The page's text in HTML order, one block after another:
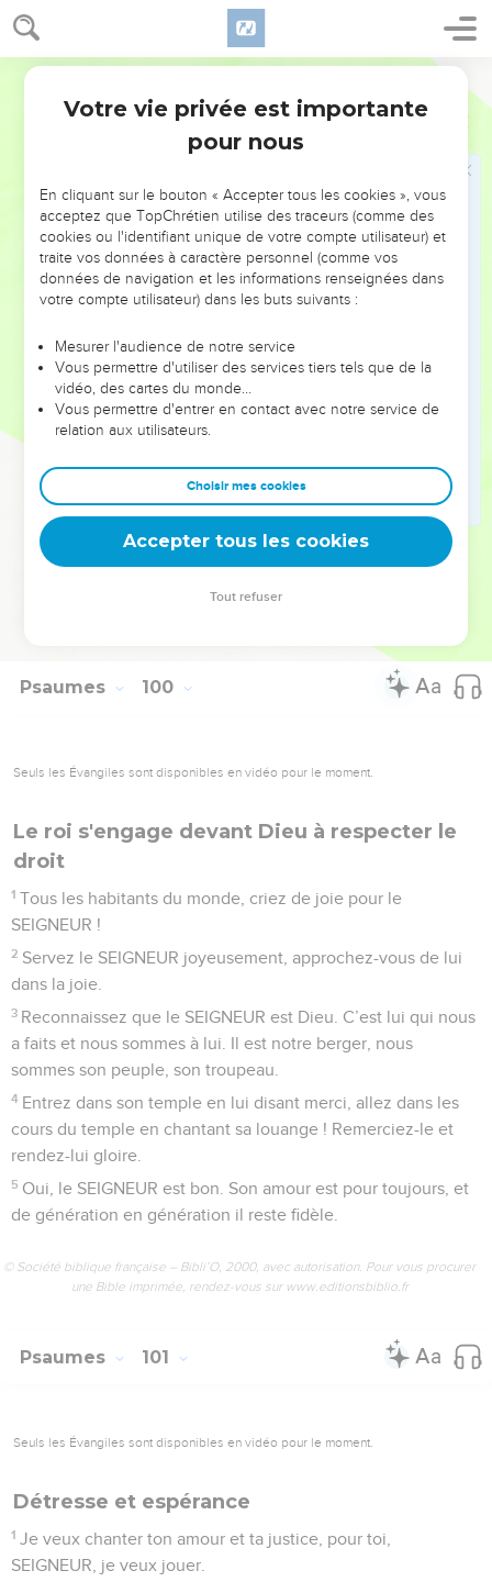
Psaumes 99
3 Qu’ils te remercient, Dieu grand et terrible ! – Oui, tu es
saint !
fais pas de différence entre les gens. C’est toi qui établis la
justice en Israël, tu exiges qu’on respecte les lois.
mettez-vous à genoux au pied de son siège royal. – Oui, le
SEIGNEUR est saint !
Moïse et Aaron étaient parmi ses prêtres, Samuel aussi le
priait. Ils ont fait appel au SEIGNEUR, et il a répondu.
colonne. Ils ont respecté ses commandements et la loi qu’il
leur a donnée.
SEIGNEUR notre Dieu, toi, tu leur répondais. Tu as été pour
eux un Dieu patient, mais tu les as punis à cause de leurs
Reconnaissez la grandeur du SEIGNEUR notre Dieu,
mettez-vous à genoux devant sa sainte montagne ! – Oui, il
est saint, le SEIGNEUR notre Dieu !
© Société biblique française – Bibli’O, 2000, avec autorisation. Pour vous procurer
Psaumes 100
Seuls les Évangiles sont disponibles en vidéo pour le moment.
Le roi s'engage devant Dieu à respecter le
droit
1 Tous les habitants du monde, criez de joie pour le
SEIGNEUR !
2 Servez le SEIGNEUR joyeusement, approchez-vous de lui
dans la joie.
3 Reconnaissez que le SEIGNEUR est Dieu. C’est lui qui nous
a faits et nous sommes à lui. Il est notre berger, nous
sommes son peuple, son troupeau.
4 Entrez dans son temple en lui disant merci, allez dans les
cours du temple en chantant sa louange ! Remerciez-le et
rendez-lui gloire.
5 Oui, le SEIGNEUR est bon. Son amour est pour toujours, et
de génération en génération il reste fidèle.
© Société biblique française – Bibli’O, 2000, avec autorisation. Pour vous procurer
une Bible imprimée, rendez-vous sur www.editionsbiblio.fr
Psaumes 101
Seuls les Évangiles sont disponibles en vidéo pour le moment.
Détresse et espérance
1 Je veux chanter ton amour et ta justice, pour toi,
SEIGNEUR, je veux jouer.
Votre vie privée est importante
pour nous
En cliquant sur le bouton « Accepter tous les cookies », vous
acceptez que TopChrétien utilise des traceurs (comme des
cookies ou l'identifiant unique de votre compte utilisateur) et
traite vos données à caractère personnel (comme vos
données de navigation et les informations renseignées dans
votre compte utilisateur) dans les buts suivants :
Mesurer l'audience de notre service
Vous permettre d'utiliser des services tiers tels que de la
vidéo, des cartes du monde…
Vous permettre d'entrer en contact avec notre service de
relation aux utilisateurs.
Choisir mes cookies
Accepter tous les cookies
Tout refuser